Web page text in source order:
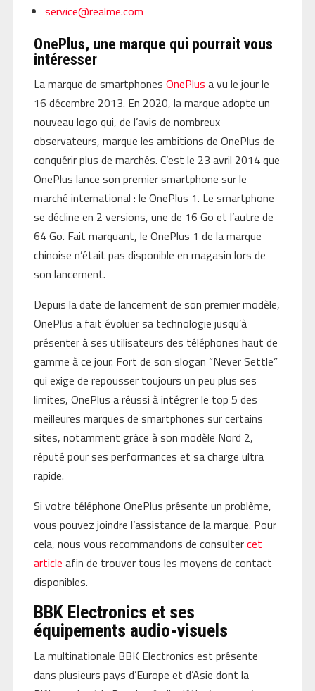
service@realme.com
OnePlus, une marque qui pourrait vous
intéresser
La marque de smartphones OnePlus a vu le jour le
16 décembre 2013. En 2020, la marque adopte un
nouveau logo qui, de l’avis de nombreux
observateurs, marque les ambitions de OnePlus de
conquérir plus de marchés. C’est le 23 avril 2014 que
OnePlus lance son premier smartphone sur le
marché international : le OnePlus 1. Le smartphone
se décline en 2 versions, une de 16 Go et l’autre de
64 Go. Fait marquant, le OnePlus 1 de la marque
chinoise n’était pas disponible en magasin lors de
son lancement.
Depuis la date de lancement de son premier modèle,
OnePlus a fait évoluer sa technologie jusqu’à
présenter à ses utilisateurs des téléphones haut de
gamme à ce jour. Fort de son slogan “Never Settle”
qui exige de repousser toujours un peu plus ses
limites, OnePlus a réussi à intégrer le top 5 des
meilleures marques de smartphones sur certains
sites, notamment grâce à son modèle Nord 2,
réputé pour ses performances et sa charge ultra
rapide.
Si votre téléphone OnePlus présente un problème,
vous pouvez joindre l’assistance de la marque. Pour
cela, nous vous recommandons de consultercet
article afin de trouver tous les moyens de contact
disponibles.
BBK Electronics et ses
équipements audio-visuels
La multinationale BBK Electronics est présente
dans plusieurs pays d’Europe et d’Asie dont la